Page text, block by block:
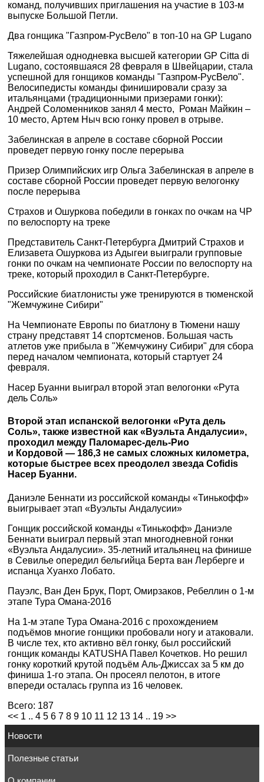
команд, получивших приглашения на участие в 103-м
выпуске Большой Петли.
Два гонщика "Газпром-РусВело" в топ-10 на GP Lugano
Тяжелейшая однодневка высшей категории GP Citta di
Lugano, состоявшаяся 28 февраля в Швейцарии, стала
успешной для гонщиков команды "Газпром-РусВело".
Велосипедисты команды финишировали сразу за
итальянцами (традиционными призерами гонки):
Андрей Соломенников занял 4 место, Роман Майкин –
10 место, Артем Ныч всю гонку провел в отрыве.
Забелинская в апреле в составе сборной России
проведет первую гонку после перерыва
Призер Олимпийских игр Ольга Забелинская в апреле в
составе сборной России проведет первую велогонку
после перерыва
Страхов и Ошуркова победили в гонках по очкам на ЧР
по велоспорту на треке
Представитель Санкт-Петербурга Дмитрий Страхов и
Елизавета Ошуркова из Адыгеи выиграли групповые
гонки по очкам на чемпионате России по велоспорту на
треке, который проходил в Санкт-Петербурге.
Российские биатлонисты уже тренируются в тюменской
"Жемчужине Сибири"
На Чемпионате Европы по биатлону в Тюмени нашу
страну представят 14 спортсменов. Большая часть
атлетов уже прибыла в "Жемчужину Сибири" для сбора
перед началом чемпионата, который стартует 24
февраля.
Насер Буанни выиграл второй этап велогонки «Рута
дель Соль»
Второй этап испанской велогонки «Рута дель
Соль», также известной как «Вуэльта Андалусии»,
проходил между Паломарес-дель-Рио
и Кордовой — 186,3 не самых сложных километра,
которые быстрее всех преодолел звезда Cofidis
Насер Буанни.
Даниэле Беннати из российской команды «Тинькофф»
выигрывает этап «Вуэльты Андалусии»
Гонщик российской команды «Тинькофф» Даниэле
Беннати выиграл первый этап многодневной гонки
«Вуэльта Андалусии». 35-летний итальянец на финише
в Севилье опередил бельгийца Берта ван Лерберге и
испанца Хуанхо Лобато.
Пауэлс, Ван Ден Брук, Порт, Омирзаков, Ребеллин о 1-м
этапе Тура Омана-2016
На 1-м этапе Тура Омана-2016 с прохождением
подъёмов многие гонщики пробовали ногу и атаковали.
В числе тех, кто активно вёл гонку, был российский
гонщик команды KATUSHA Павел Кочетков. Но решил
гонку короткий крутой подъём Аль-Джиссах за 5 км до
финиша 1-го этапа. Он просеял пелотон, в итоге
впереди осталась группа из 16 человек.
Всего: 187
<< 1 .. 4 5 6 7 8 9 10 11 12 13 14 .. 19 >>
Новости
Полезные статьи